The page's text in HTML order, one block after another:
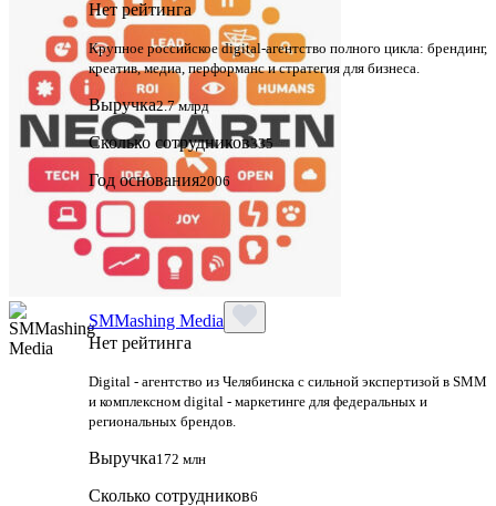
Нет рейтинга
Крупное российское digital‑агентство полного цикла: брендинг,
креатив, медиа, перформанс и стратегия для бизнеса.
Выручка2.7 млрд
Сколько сотрудников335
Год основания2006
SMMashing Media
Нет рейтинга
Digital - агентство из Челябинска с сильной экспертизой в SMM
и комплексном digital - маркетинге для федеральных и
региональных брендов.
Выручка172 млн
Сколько сотрудников6